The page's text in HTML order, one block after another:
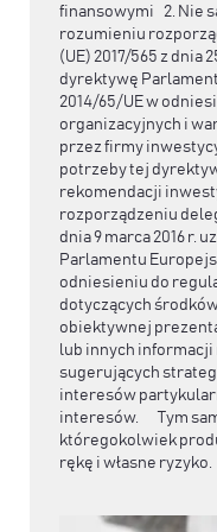
finansowymi 2. Nie
rozumieniu
(UE) 2017/565 z dnia
dyrektywę
2014/65/UE w
organizacyjnych i
przez firmy
potrzeby tej
rekomendacji
rozporządzeniu
dnia 9 marca 2016 r.
Parlamentu
odniesieniu do
dotyczących
obiektywnej
lub innych
sugerujących
interesów
interesów. Tym
któregokolwiek
rękę i własne ryzyko.